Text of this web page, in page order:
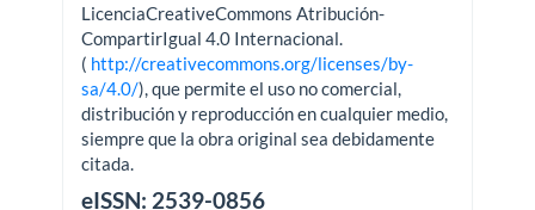
LicenciaCreativeCommons Atribución-
CompartirIgual 4.0 Internacional.
( http://creativecommons.org/licenses/by-
sa/4.0/), que permite el uso no comercial,
distribución y reproducción en cualquier medio,
siempre que la obra original sea debidamente
citada.
eISSN: 2539-0856